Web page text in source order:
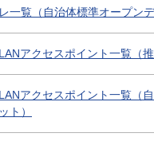
一覧（自治体標準オープンデ
アクセスポイント一覧（推
アクセスポイント一覧（
ト）